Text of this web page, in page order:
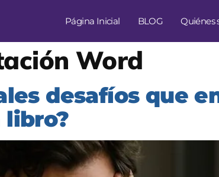
Página Inicial BLOG Quiénes
Word
desafíos que
libro?